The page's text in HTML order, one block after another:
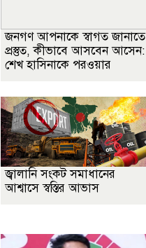
জনগণ আপনাকে স্বাগত জানাতে
প্রস্তুত, কীভাবে আসবেন আসেন:
শেখ হাসিনাকে পরওয়ার
জ্বালানি সংকট সমাধানের
আশ্বাসে স্বস্তির আভাস